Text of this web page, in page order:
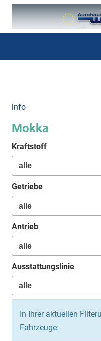
info
Mokka
Kraftstoff
Getriebe
Antrieb
Ausstattungslinie
In Ihrer aktuellen
Fahrzeuge: